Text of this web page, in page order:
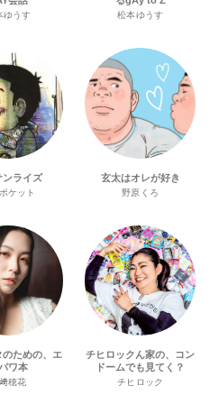
ゆうす 松本ゆうす
ンライズ
ケット
玄太はオレが好き
野原くろ
のための、エ
ワ本
穂花
チヒロックん家の、コン
ドームでも見てく？
チヒロック